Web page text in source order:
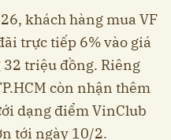
khách hàng mua VF
trực tiếp 6% vào giá
triệu đồng. Riêng
còn nhận thêm
dạng điểm VinClub
tới ngày 10/2.